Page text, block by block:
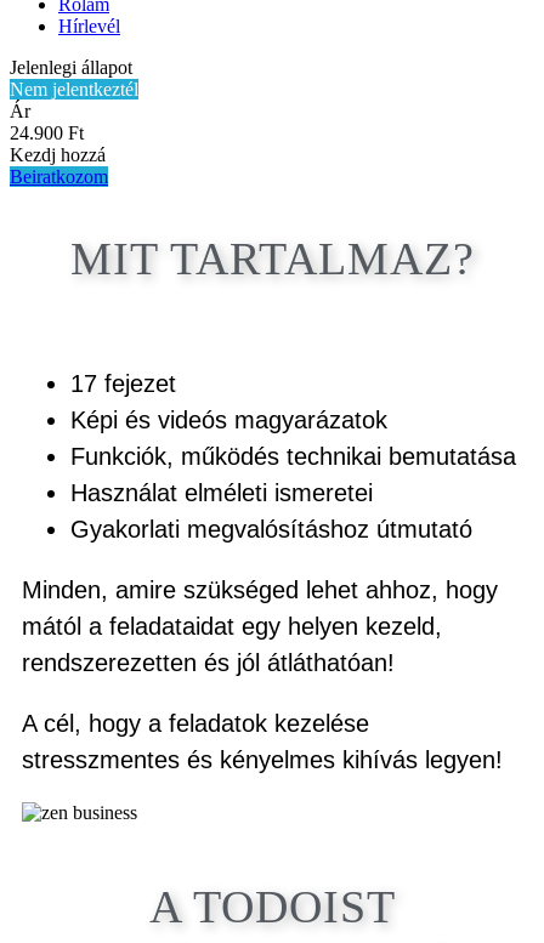
Rólam
Hírlevél
Jelenlegi állapot
Nem jelentkeztél
Ár
24.900 Ft
Kezdj hozzá
Beiratkozom
MIT TARTALMAZ?
17 fejezet
Képi és videós magyarázatok
Funkciók, működés technikai bemutatása
Használat elméleti ismeretei
Gyakorlati megvalósításhoz útmutató
Minden, amire szükséged lehet ahhoz, hogy
mától a feladataidat egy helyen kezeld,
rendszerezetten és jól átláthatóan!
A cél, hogy a feladatok kezelése
stresszmentes és kényelmes kihívás legyen!
A TODOIST